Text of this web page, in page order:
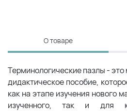
О товаре
Терминологические пазлы -
дидактическое пособие,
как на этапе изучения нового
изученного, так и для